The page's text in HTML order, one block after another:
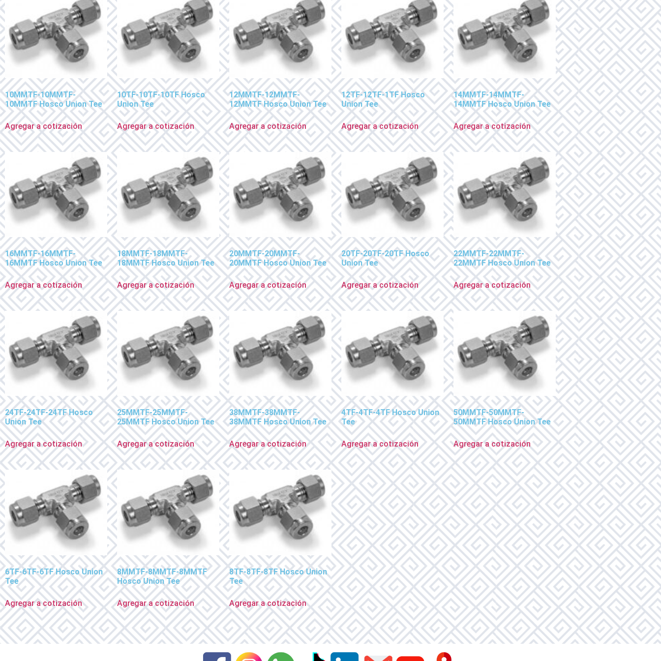
10MMTF-10MMTF-
10MMTF Hosco Union Tee
Agregar a cotización
10TF-10TF-10TF Hosco
Union Tee
Agregar a cotización
12MMTF-12MMTF-
12MMTF Hosco Union Tee
Agregar a cotización
12TF-12TF-1TF Hosco
Union Tee
Agregar a cotización
14MMTF-14MMTF-
14MMTF Hosco Union Tee
Agregar a cotización
16MMTF-16MMTF-
16MMTF Hosco Union Tee
Agregar a cotización
18MMTF-18MMTF-
18MMTF Hosco Union Tee
Agregar a cotización
20MMTF-20MMTF-
20MMTF Hosco Union Tee
Agregar a cotización
20TF-20TF-20TF Hosco
Union Tee
Agregar a cotización
22MMTF-22MMTF-
22MMTF Hosco Union Tee
Agregar a cotización
24TF-24TF-24TF Hosco
Union Tee
Agregar a cotización
25MMTF-25MMTF-
25MMTF Hosco Union Tee
Agregar a cotización
38MMTF-38MMTF-
38MMTF Hosco Union Tee
Agregar a cotización
4TF-4TF-4TF Hosco Union
Tee
Agregar a cotización
50MMTF-50MMTF-
50MMTF Hosco Union Tee
Agregar a cotización
6TF-6TF-6TF Hosco Union
Tee
Agregar a cotización
8MMTF-8MMTF-8MMTF
Hosco Union Tee
Agregar a cotización
8TF-8TF-8TF Hosco Union
Tee
Agregar a cotización